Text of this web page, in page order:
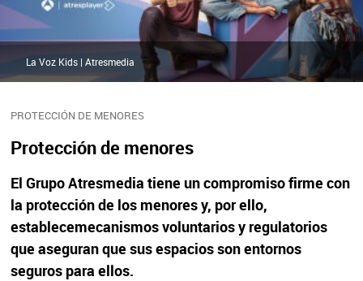
PROTECCIÓN DE MENORES
Protección de menores
El Grupo Atresmedia tiene un compromiso firme con
la protección de los menores y, por ello,
establecemecanismos voluntarios y regulatorios
que aseguran que sus espacios son entornos
seguros para ellos.
La Voz Kids | Atresmedia